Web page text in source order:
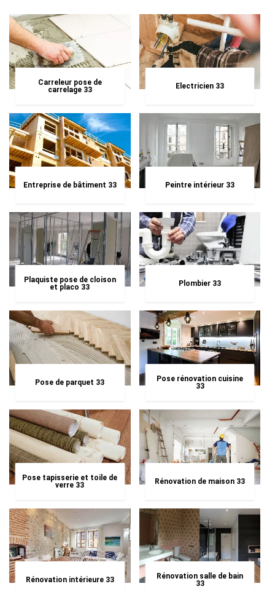
Carreleur pose de
carrelage 33
Electricien 33
Entreprise de bâtiment 33 Peintre intérieur 33
Plaquiste pose de cloison
et placo 33
Plombier 33
Pose de parquet 33
Pose rénovation cuisine
33
Pose tapisserie et toile de
verre 33
Rénovation de maison 33
Rénovation intérieure 33
Rénovation salle de bain
33